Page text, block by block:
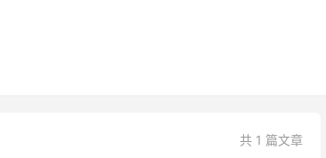
共 1 篇文章